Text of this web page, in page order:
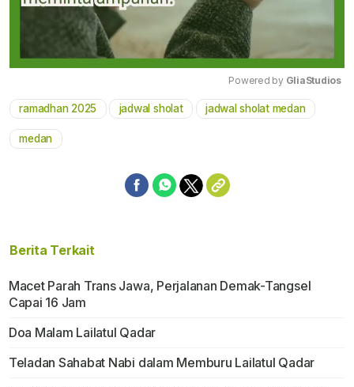
Mute
Powered by GliaStudios
ramadhan 2025 jadwal sholat jadwal sholat medan
medan
Berita Terkait
Macet Parah Trans Jawa, Perjalanan Demak-Tangsel
Capai 16 Jam
Doa Malam Lailatul Qadar
Teladan Sahabat Nabi dalam Memburu Lailatul Qadar